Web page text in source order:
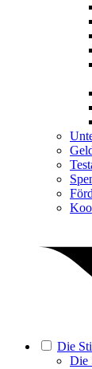
Die
Die